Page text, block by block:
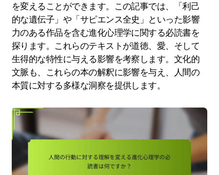
を変えることができます。この記事では、「利己
的な遺伝子」や「サピエンス全史」といった影響
力のある作品を含む進化心理学に関する必読書を
探ります。これらのテキストが道徳、愛、そして
生得的な特性に与える影響を考察します。文化的
文脈も、これらの本の解釈に影響を与え、人間の
本質に対する多様な洞察を提供します。